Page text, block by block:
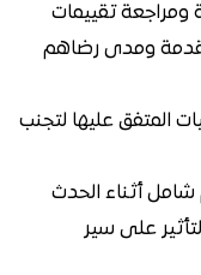
ومراجعة تقييمات
ومدى رضاهم
المتفق عليها لتجنب
أثناء الحدث
على سير